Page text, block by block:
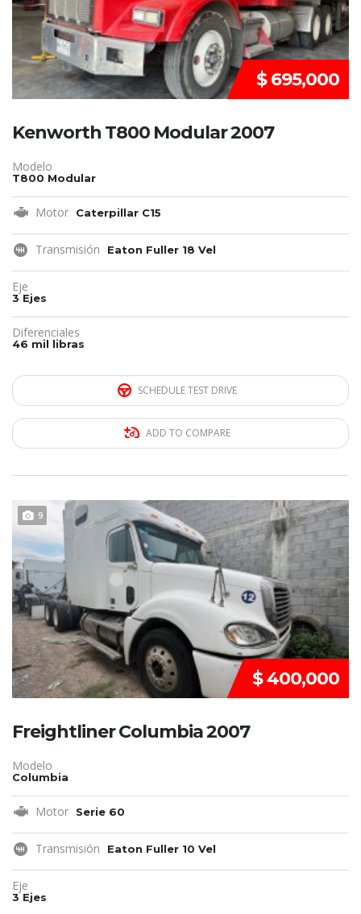
$ 695,000
Kenworth T800 Modular 2007
Modelo
T800 Modular
Motor Caterpillar C15
Transmisión Eaton Fuller 18 Vel
Eje
3 Ejes
Diferenciales
46 mil libras
SCHEDULE TEST DRIVE
ADD TO COMPARE
9 REMATE!!!
$ 400,000
Freightliner Columbia 2007
Modelo
Columbia
Motor Serie 60
Transmisión Eaton Fuller 10 Vel
Eje
3 Ejes